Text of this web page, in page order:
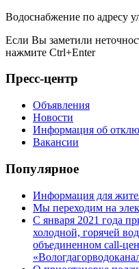
Водоснабжение по адресу
Если Вы заметили
нажмите Ctrl+Enter
Пресс-центр
Объявления
Новости
Информация об
Вакансии
Популярное
Информация для
Мы переходим на
С января 2021 года
холодной, горячей
объединенном call-